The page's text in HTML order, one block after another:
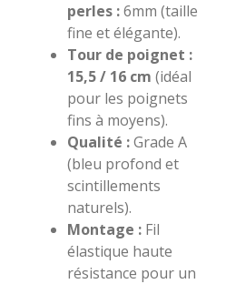
perles :6mm (taille
fine et élégante).
Tour de poignet :
15,5 / 16 cm (idéal
pour les poignets
fins à moyens).
Qualité :Grade A
(bleu profond et
scintillements
naturels).
Montage : Fil
élastique haute
résistance pour un